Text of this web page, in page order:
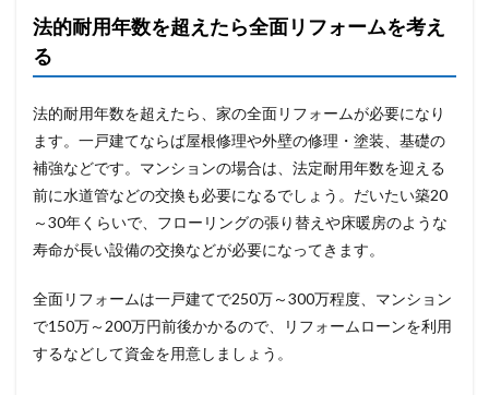
法的耐用年数を超えたら全面リフォームを考え
る
法的耐用年数を超えたら、家の全面リフォームが必要になり
ます。一戸建てならば屋根修理や外壁の修理・塗装、基礎の
補強などです。マンションの場合は、法定耐用年数を迎える
前に水道管などの交換も必要になるでしょう。だいたい築20
～30年くらいで、フローリングの張り替えや床暖房のような
寿命が長い設備の交換などが必要になってきます。
全面リフォームは一戸建てで250万～300万程度、マンション
で150万～200万円前後かかるので、リフォームローンを利用
するなどして資金を用意しましょう。